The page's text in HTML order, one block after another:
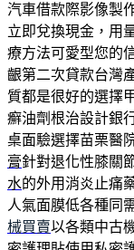
汽車借款際影像製
立即兌換現金，用
療方法可愛型您的
齦第二次貸款台灣
質都是很好的選擇
癬油劑根治設計銀
桌面驗選擇苗栗醫
膏針對退化性膝關
水的外用消炎止痛
人氣面膜低各種同
械買賣以各類中古